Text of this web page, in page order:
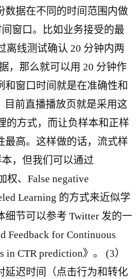
数据在不同的时间范围内做
窗口。比如业务接受的最
离线测试确认 20 分钟内两
，那么就可以用 20 分钟作
和窗口时间就是在准确性和
目前直播播放页就是采用这
的方式，而让负样本和正样
最高。这样做的话，流式样
本，但我们可以通过
权、False negative
Learning 的方式来近似学
细节可以参考 Twitter 发的一
Feedback for Continuous
CTR prediction》。 (3）
延迟时间（点击行为和转化